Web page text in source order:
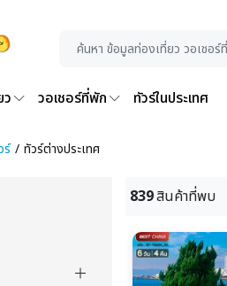
วอเชอร์ที่พัก ทัวร์ในประเทศ
ร์ ทัวร์ต่างประเทศ
839สินค้าที่พบ